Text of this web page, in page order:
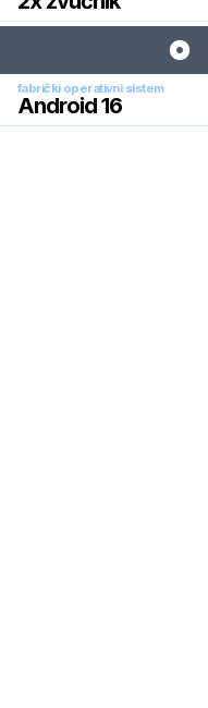
fabrički operativni sistem
Android 16